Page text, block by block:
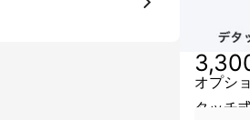
オプシ
タッチ